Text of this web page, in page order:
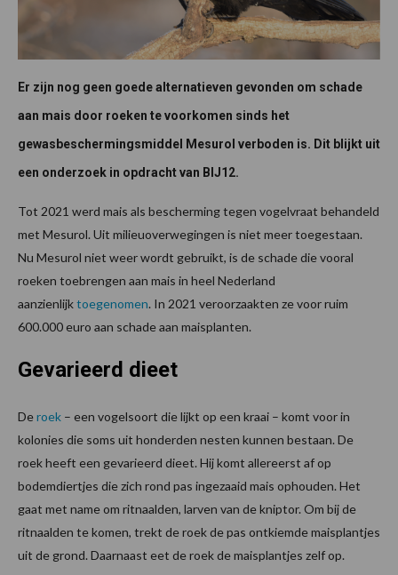
Er zijn nog geen goede alternatieven gevonden om schade
aan mais door roeken te voorkomen sinds het
gewasbeschermingsmiddel Mesurol verboden is. Dit blijkt uit
een onderzoek in opdracht van BIJ12.
Tot 2021 werd mais als bescherming tegen vogelvraat behandeld
met Mesurol. Uit milieuoverwegingen is niet meer toegestaan.
Nu Mesurol niet weer wordt gebruikt, is de schade die vooral
roeken toebrengen aan mais in heel Nederland
aanzienlijktoegenomen. In 2021 veroorzaakten ze voor ruim
600.000 euro aan schade aan maisplanten.
Gevarieerd dieet
Deroek – een vogelsoort die lijkt op een kraai – komt voor in
kolonies die soms uit honderden nesten kunnen bestaan. De
roek heeft een gevarieerd dieet. Hij komt allereerst af op
bodemdiertjes die zich rond pas ingezaaid mais ophouden. Het
gaat met name om ritnaalden, larven van de kniptor. Om bij de
ritnaalden te komen, trekt de roek de pas ontkiemde maisplantjes
uit de grond. Daarnaast eet de roek de maisplantjes zelf op.